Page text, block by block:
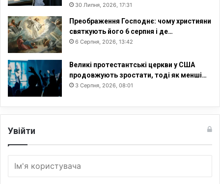
30 Липня, 2026, 17:31
Преображення Господнє: чому християни
святкують його 6 серпня і де…
6 Серпня, 2026, 13:42
Великі протестантські церкви у США
продовжують зростати, тоді як менші…
3 Серпня, 2026, 08:01
Увійти